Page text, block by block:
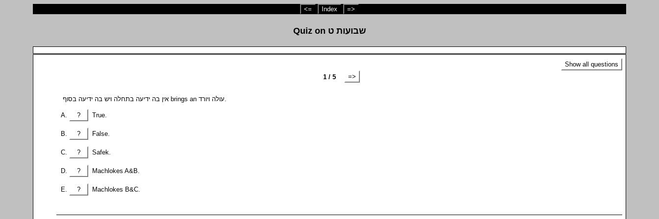
<= Index =>
Quiz on שבועות ט
Show all questions
1 / 5
=>
? True.
? False.
? Safek.
? Machlokes A&B.
? Machlokes B&C.